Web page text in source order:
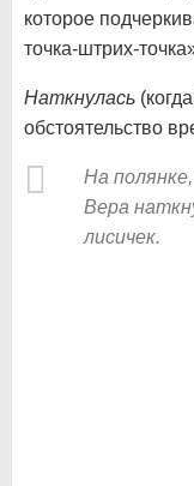
которое
точка-штрих-
Наткнулась
обстоятельство
На полянке,
Вера
лисичек.